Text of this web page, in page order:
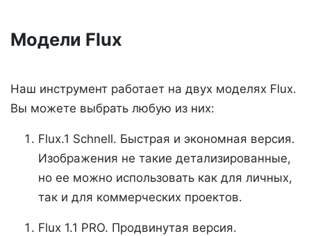
Модели Flux
Наш инструмент работает на двух моделях Flux.
Вы можете выбрать любую из них:
Flux.1 Schnell. Быстрая и экономная версия.
Изображения не такие детализированные,
но ее можно использовать как для личных,
так и для коммерческих проектов.
Flux 1.1 PRO. Продвинутая версия.